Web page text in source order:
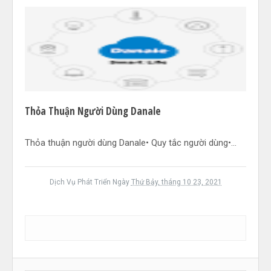
Thỏa Thuận Người Dùng Danale
Thỏa thuận người dùng Danale• Quy tắc người dùng•...
Dịch Vụ Phát Triển Ngày Thứ Bảy, tháng 10 23, 2021